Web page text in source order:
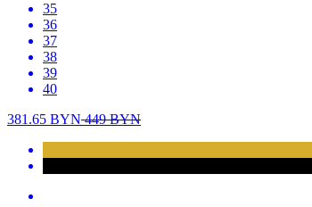
35
36
37
38
39
40
381.65 BYN449BYN